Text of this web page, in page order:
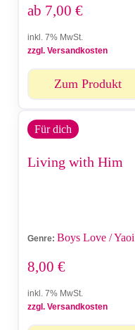
ab 7,00 €
inkl. 7% MwSt.
zzgl. Versandkosten
Zum Produkt
Für dich
Living with Him
Genre: Boys Love / Yaoi
8,00 €
inkl. 7% MwSt.
zzgl. Versandkosten